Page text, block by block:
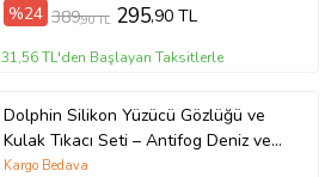
%24 389,90 TL 295,90 TL
31,56 TL'den Başlayan Taksitlerle
Dolphin Silikon Yüzücü Gözlüğü ve
Kulak Tıkacı Seti – Antifog Deniz ve
Havuz Gözlüğü
Kargo Bedava